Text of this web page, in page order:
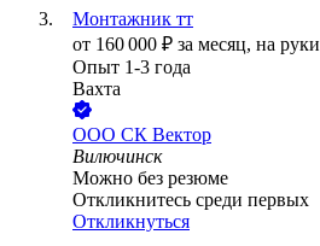
Монтажник тт
от 160 000 ₽ за месяц, на руки
Опыт 1-3 года
Вахта
ООО СК Вектор
Вилючинск
Можно без резюме
Откликнитесь среди первых
Откликнуться